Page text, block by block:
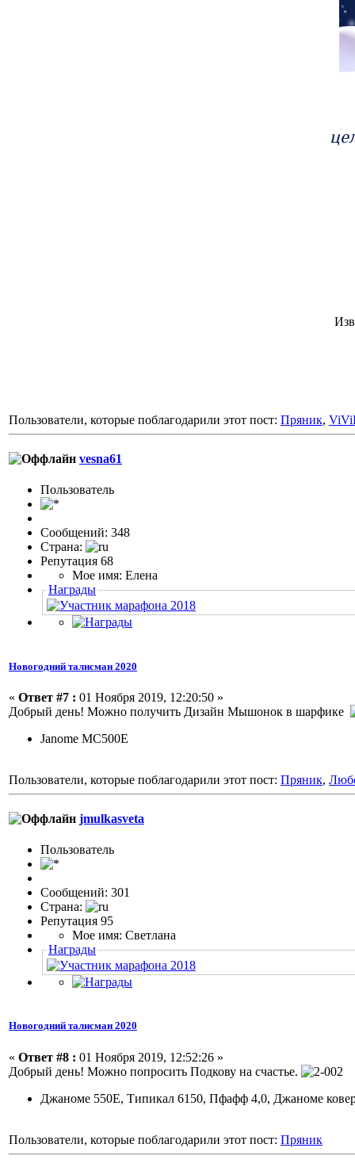
Пользователи, которые поблагодарили этот пост: Пряник,
vesna61
Пользовaтeль
Сообщений: 348
Страна:
Репутация 68
Мое имя: Елена
Награды
Новогодний талисман 2020
« Ответ #7 : 01 Ноября 2019, 12:20:50 »
Добрый день! Можно получить Дизайн Мышонок в шарфике
Janome MC500E
Пользователи, которые поблагодарили этот пост: Пряник,
jmulkasveta
Пользовaтeль
Сообщений: 301
Страна:
Репутация 95
Мое имя: Светлана
Награды
Новогодний талисман 2020
« Ответ #8 : 01 Ноября 2019, 12:52:26 »
Добрый день! Можно попросить Подкову на счастье.
Джаноме 550Е, Типикал 6150, Пфафф 4,0, Джаноме
Пользователи, которые поблагодарили этот пост: Пряник